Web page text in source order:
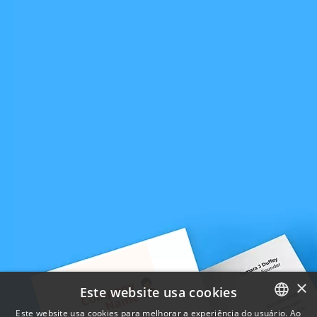
×
Este website usa cookies
Este website usa cookies para melhorar a experiência do usuário. Ao